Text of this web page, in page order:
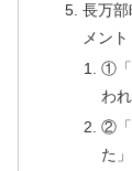
長万
メント
①「
わ
②「
た」